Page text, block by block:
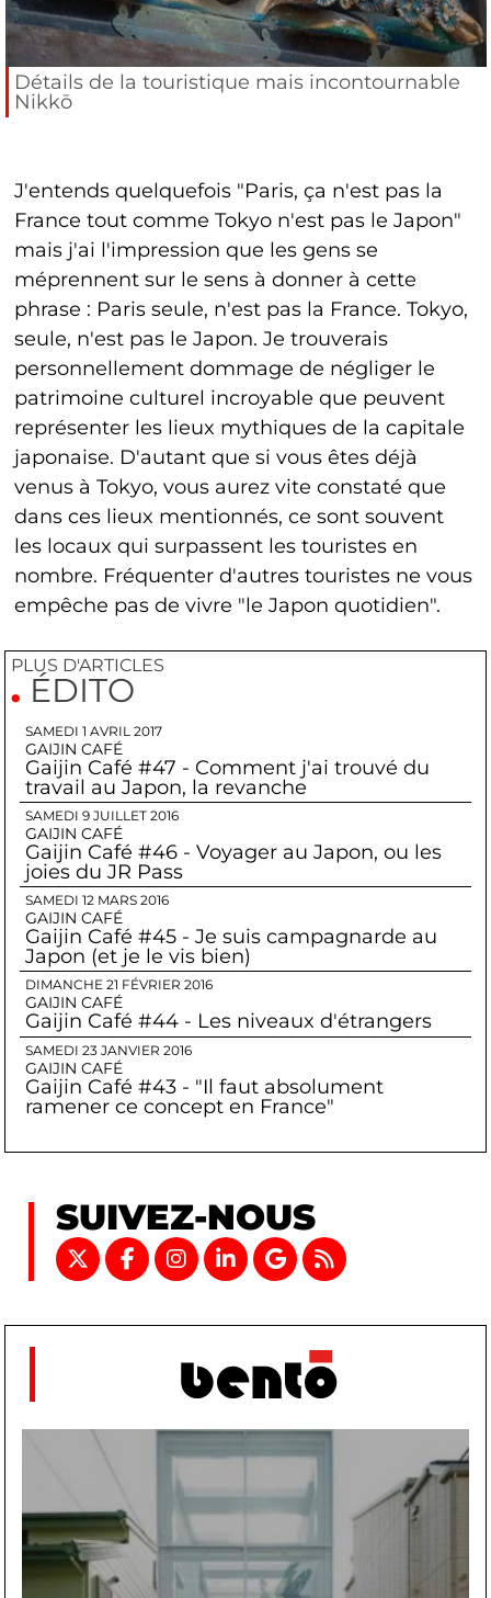
Détails de la touristique mais incontournable
Nikkō
J'entends quelquefois "Paris, ça n'est pas la
France tout comme Tokyo n'est pas le Japon"
mais j'ai l'impression que les gens se
méprennent sur le sens à donner à cette
phrase : Paris seule, n'est pas la France. Tokyo,
seule, n'est pas le Japon. Je trouverais
personnellement dommage de négliger le
patrimoine culturel incroyable que peuvent
représenter les lieux mythiques de la capitale
japonaise. D'autant que si vous êtes déjà
venus à Tokyo, vous aurez vite constaté que
dans ces lieux mentionnés, ce sont souvent
les locaux qui surpassent les touristes en
nombre. Fréquenter d'autres touristes ne vous
empêche pas de vivre "le Japon quotidien".
PLUS D'ARTICLES
ÉDITO
SAMEDI 1 AVRIL 2017
GAIJIN CAFÉ
Gaijin Café #47 - Comment j'ai trouvé du
travail au Japon, la revanche
SAMEDI 9 JUILLET 2016
GAIJIN CAFÉ
Gaijin Café #46 - Voyager au Japon, ou les
joies du JR Pass
SAMEDI 12 MARS 2016
GAIJIN CAFÉ
Gaijin Café #45 - Je suis campagnarde au
Japon (et je le vis bien)
DIMANCHE 21 FÉVRIER 2016
GAIJIN CAFÉ
Gaijin Café #44 - Les niveaux d'étrangers
SAMEDI 23 JANVIER 2016
GAIJIN CAFÉ
Gaijin Café #43 - "Il faut absolument
ramener ce concept en France"
SUIVEZ-NOUS